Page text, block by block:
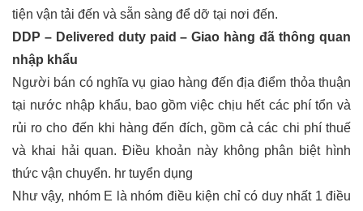
tiện vận tải đến và sẵn sàng để dỡ tại nơi đến.
DDP – Delivered duty paid – Giao hàng đã thông quan
nhập khẩu
Người bán có nghĩa vụ giao hàng đến địa điểm thỏa thuận
tại nước nhập khẩu, bao gồm việc chịu hết các phí tổn và
rủi ro cho đến khi hàng đến đích, gồm cả các chi phí thuế
và khai hải quan. Điều khoản này không phân biệt hình
thức vận chuyển. hr tuyển dụng
Như vậy, nhóm E là nhóm điều kiện chỉ có duy nhất 1 điều